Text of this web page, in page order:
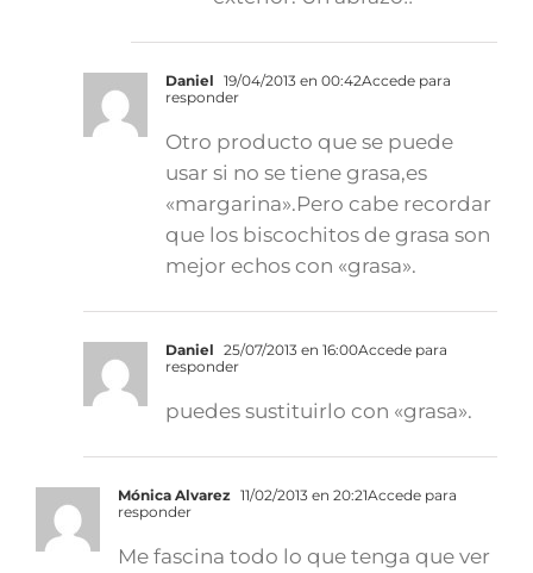
Daniel 19/04/2013 en 00:42Accede para
responder
Otro producto que se puede
usar si no se tiene grasa,es
«margarina».Pero cabe recordar
que los biscochitos de grasa son
mejor echos con «grasa».
Daniel 25/07/2013 en 16:00Accede para
responder
puedes sustituirlo con «grasa».
Mónica Alvarez 11/02/2013 en 20:21Accede para
responder
Me fascina todo lo que tenga que ver